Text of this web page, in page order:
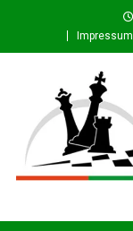
content
Impressum